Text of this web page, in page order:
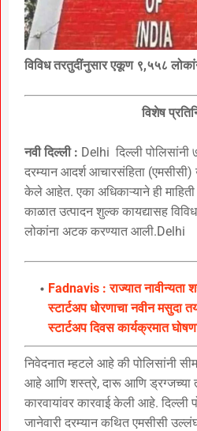
विविध तरतुदींनुसार एकूण ९,५५८
विशेष
नवी दिल्ली : Delhi दिल्ली पोलिसांनी
दरम्यान आदर्श आचारसंहिता
केले आहेत. एका अधिकाऱ्याने ही माहिती
काळात उत्पादन शुल्क कायद्यासह
लोकांना अटक करण्यात आली.Delhi
Fadnavis : राज्यात नावीन्यता
स्टार्टअप धोरणाचा नवीन मसुदा
स्टार्टअप दिवस कार्यक्रमात
निवेदनात म्हटले आहे की पोलिसांनी
आहे आणि शस्त्रे, दारू आणि ड्रग्जच्या
कारवायांवर कारवाई केली आहे. दिल्ली
जानेवारी दरम्यान कथित एमसीसी